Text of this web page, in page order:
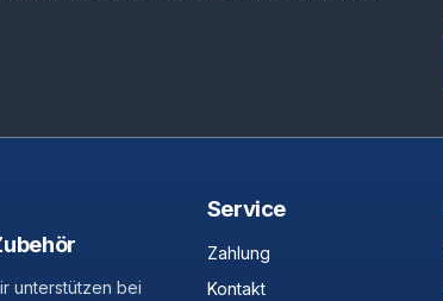
unterstützen bei
Service
Zahlung
Kontakt